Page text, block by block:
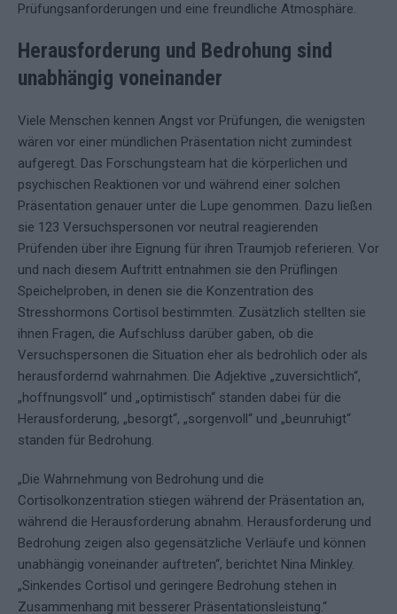
Prüfungsanforderungen und eine freundliche Atmosphäre.
Herausforderung und Bedrohung sind
unabhängig voneinander
Viele Menschen kennen Angst vor Prüfungen, die wenigsten
wären vor einer mündlichen Präsentation nicht zumindest
aufgeregt. Das Forschungsteam hat die körperlichen und
psychischen Reaktionen vor und während einer solchen
Präsentation genauer unter die Lupe genommen. Dazu ließen
sie 123 Versuchspersonen vor neutral reagierenden
Prüfenden über ihre Eignung für ihren Traumjob referieren. Vor
und nach diesem Auftritt entnahmen sie den Prüflingen
Speichelproben, in denen sie die Konzentration des
Stresshormons Cortisol bestimmten. Zusätzlich stellten sie
ihnen Fragen, die Aufschluss darüber gaben, ob die
Versuchspersonen die Situation eher als bedrohlich oder als
herausfordernd wahrnahmen. Die Adjektive „zuversichtlich“,
„hoffnungsvoll“ und „optimistisch“ standen dabei für die
Herausforderung, „besorgt“, „sorgenvoll“ und „beunruhigt“
standen für Bedrohung.
„Die Wahrnehmung von Bedrohung und die
Cortisolkonzentration stiegen während der Präsentation an,
während die Herausforderung abnahm. Herausforderung und
Bedrohung zeigen also gegensätzliche Verläufe und können
unabhängig voneinander auftreten“, berichtet Nina Minkley.
„Sinkendes Cortisol und geringere Bedrohung stehen in
Zusammenhang mit besserer Präsentationsleistung.“